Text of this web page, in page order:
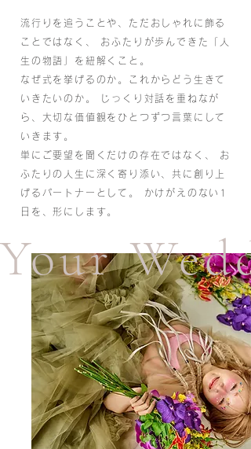
流行りを追うことや、ただおしゃれに飾る
ことではなく、 おふたりが歩んできた「人
生の物語」を紐解くこと。
なぜ式を挙げるのか。これからどう生きて
いきたいのか。 じっくり対話を重ねなが
ら、大切な価値観をひとつずつ言葉にして
いきます。
単にご要望を聞くだけの存在ではなく、 お
ふたりの人生に深く寄り添い、共に創り上
げるパートナーとして。 かけがえのない1
日を、形にします。
Your